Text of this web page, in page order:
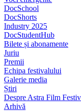
DocSchool
DocShorts
Industry 2025
DocStudentHub
Bilete și abonamente
Juriu
Premii
Echipa festivalului
Galerie media
Știri
Despre Astra Film
Arhivă